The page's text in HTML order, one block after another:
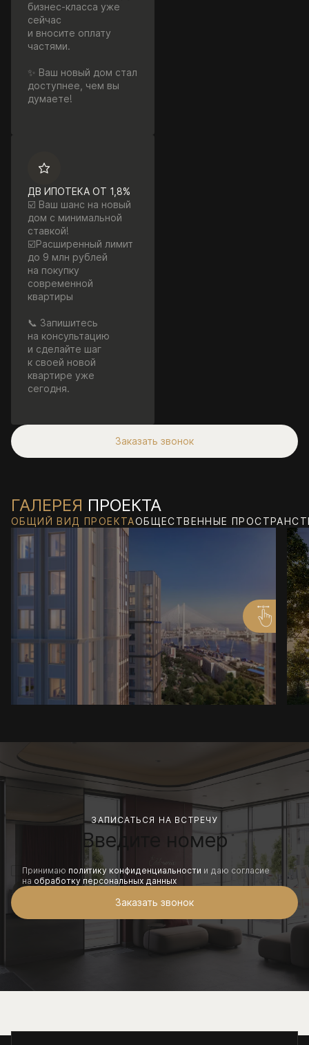
бизнес-класса уже
сейчас
и вносите оплату
частями.
✨ Ваш новый дом стал
доступнее, чем вы
думаете!
ДВ ИПОТЕКА ОТ 1,8%
☑️ Ваш шанс на новый
дом с минимальной
ставкой!
☑️Расширенный лимит
до 9 млн рублей
на покупку
современной
квартиры
📞 Запишитесь
на консультацию
и сделайте шаг
к своей новой
квартире уже
сегодня.
Заказать звонок
ГАЛЕРЕЯ ПРОЕКТА
ОБЩИЙ ВИД ПРОЕКТАОБЩЕСТВЕННЫЕ
ЗАПИСАТЬСЯ НА ВСТРЕЧУ
Заказать звонок
Принимаю политику конфиденциальности и даю согласие
на обработку персональных данных